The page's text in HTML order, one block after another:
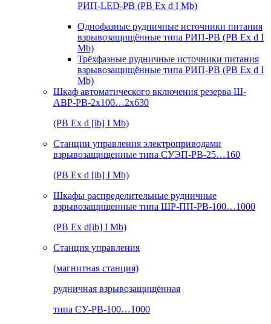
РИП-LED-РВ (РВ Ex d I Mb)
Однофазные рудничные источники питания
взрывозащищённые типа РИП-РВ (РВ Ex d I
Mb)
Трёхфазные рудничные источники питания
взрывозащищённые типа РИП-РВ (РВ Ex d I
Mb)
Шкаф автоматического включения резерва Ш-
АВР-РВ-2х100…2х630
(РВ Ex d [ib] I Mb)
Станции управления электроприводами
взрывозащищенные типа СУЭП-РВ-25…160
(РВ Ex d [ib] I Mb)
Шкафы распределительные рудничные
взрывозащищенные типа ШР-ПП-РВ-100…1000
(РВ Ex d[ib] I Mb)
Станция управления
(магнитная станция)
рудничная взрывозащищённая
типа СУ-РВ-100…1000